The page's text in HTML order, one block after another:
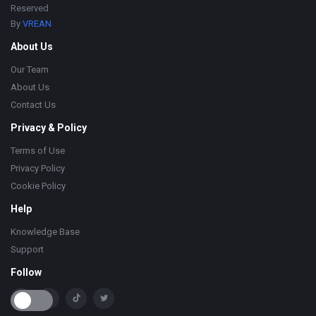
Reserved
By VREAN
About Us
Our Team
About Us
Contact Us
Privacy & Policy
Terms of Use
Privacy Policy
Cookie Policy
Help
Knowledge Base
Support
Follow